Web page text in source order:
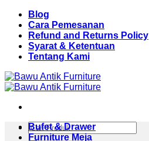
Blog
Cara Pemesanan
Refund and Returns Policy
Syarat & Ketentuan
Tentang Kami
Pencarian
untuk:
Bufet & Drawer
Furniture Meja